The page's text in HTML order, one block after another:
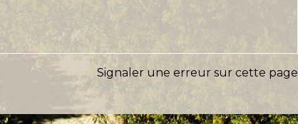
Signaler une erreur sur cette page